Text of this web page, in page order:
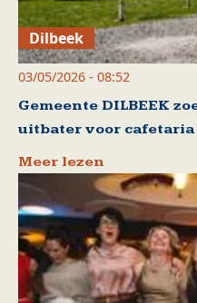
Dilbeek
03/05/2026 - 08:52
Gemeente DILBEEK
uitbater voor cafetaria
Meer lezen